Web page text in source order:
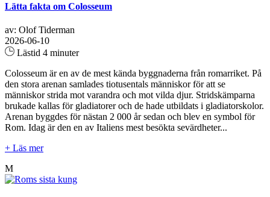
Lätta fakta om Colosseum
av: Olof Tiderman
2026-06-10
Lästid 4 minuter
Colosseum är en av de mest kända byggnaderna från romarriket. På
den stora arenan samlades tiotusentals människor för att se
människor strida mot varandra och mot vilda djur. Stridskämparna
brukade kallas för gladiatorer och de hade utbildats i gladiatorskolor.
Arenan byggdes för nästan 2 000 år sedan och blev en symbol för
Rom. Idag är den en av Italiens mest besökta sevärdheter...
+ Läs mer
M